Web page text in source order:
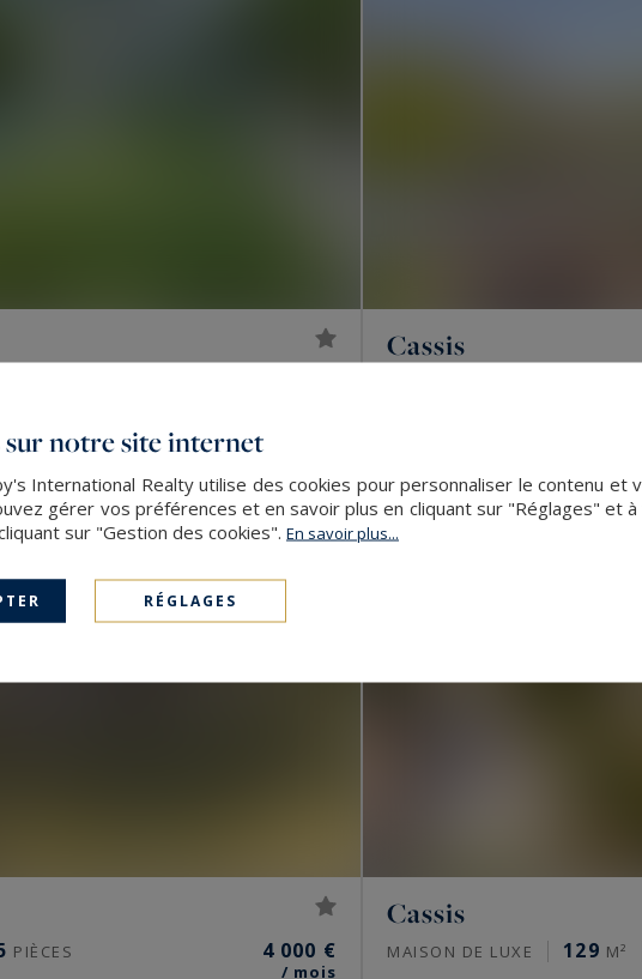
Cassis
PIÈCES 4 000 €
/ mois
Cassis
MAISON DE LUXE 129 M²
sur notre site internet
International Realty utilise des cookies pour personnaliser le contenu et
gérer vos préférences et en savoir plus en cliquant sur "Réglages" et
sur "Gestion des cookies". En savoir plus...
RÉGLAGES